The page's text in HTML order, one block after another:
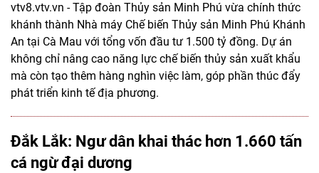
vtv8.vtv.vn - Tập đoàn Thủy sản Minh Phú vừa chính thức
khánh thành Nhà máy Chế biến Thủy sản Minh Phú Khánh
An tại Cà Mau với tổng vốn đầu tư 1.500 tỷ đồng. Dự án
không chỉ nâng cao năng lực chế biến thủy sản xuất khẩu
mà còn tạo thêm hàng nghìn việc làm, góp phần thúc đẩy
phát triển kinh tế địa phương.
Đắk Lắk: Ngư dân khai thác hơn 1.660 tấn
cá ngừ đại dương